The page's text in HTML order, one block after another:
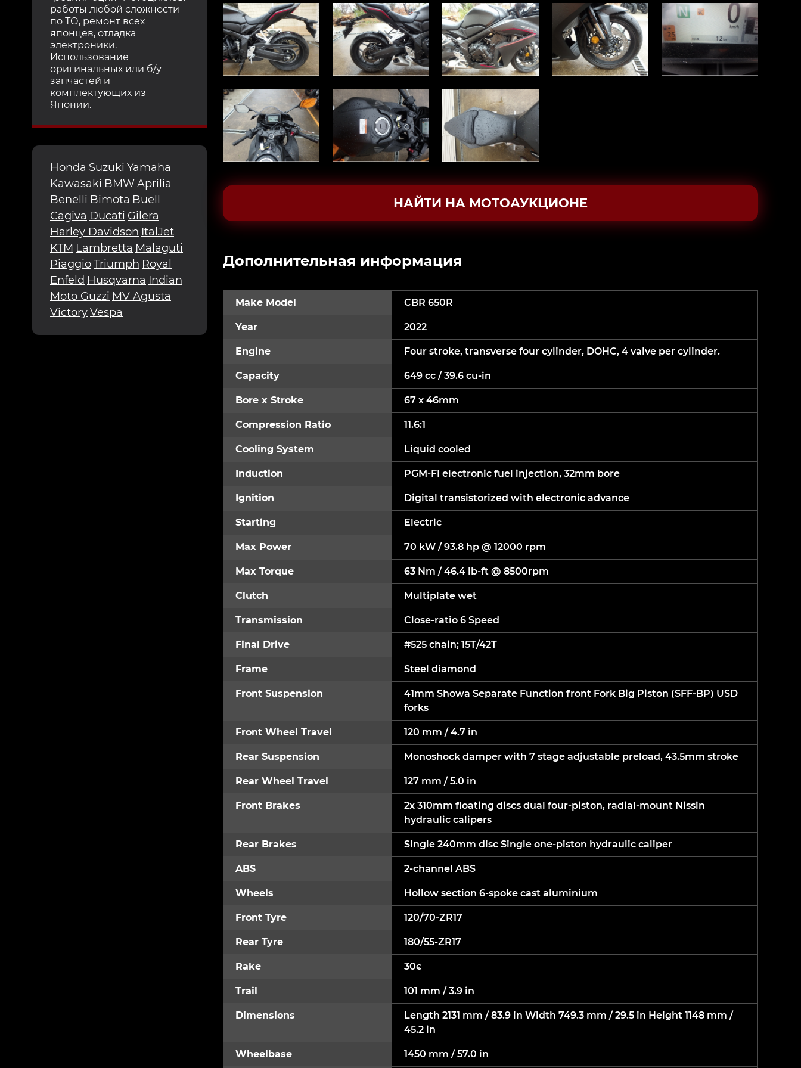
работы любой сложности
по ТО, ремонт всех
японцев, отладка
электроники.
Использование
оригинальных или б/у
запчастей и
комплектующих из
Японии.
Honda Suzuki Yamaha
Kawasaki BMWAprilia
Benelli Bimota Buell
Cagiva Ducati Gilera
Harley Davidson ItalJet
KTM Lambretta Malaguti
PiaggioTriumph Royal
Enfeld Husqvarna Indian
Moto Guzzi MV Agusta
VictoryVespa
НАЙТИ НА МОТОАУКЦИОНЕ
Дополнительная информация
Make Model CBR 650R
Year 2022
Engine Four stroke, transverse four cylinder, DOHC, 4 valve per cylinder.
Capacity 649 cc / 39.6 cu-in
Bore x Stroke 67 x 46mm
Compression Ratio 11.6:1
Cooling System Liquid cooled
Induction PGM-FI electronic fuel injection, 32mm bore
Ignition Digital transistorized with electronic advance
Starting Electric
Max Power 70 kW / 93.8 hp @ 12000 rpm
Max Torque 63 Nm / 46.4 lb-ft @ 8500rpm
Clutch Multiplate wet
Transmission Close-ratio 6 Speed
Final Drive #525 chain; 15T/42T
Frame Steel diamond
Front Suspension
41mm Showa Separate Function front Fork Big Piston (SFF-BP) USD
forks
Front Wheel Travel 120 mm / 4.7 in
Rear Suspension Monoshock damper with 7 stage adjustable preload, 43.5mm stroke
Rear Wheel Travel 127 mm / 5.0 in
Front Brakes
2x 310mm floating discs dual four-piston, radial-mount Nissin
hydraulic calipers
Rear Brakes Single 240mm disc Single one-piston hydraulic caliper
ABS 2-channel ABS
Wheels Hollow section 6-spoke cast aluminium
Front Tyre 120/70-ZR17
Rear Tyre 180/55-ZR17
Rake 30є
Trail 101 mm / 3.9 in
Dimensions
Length 2131 mm / 83.9 in Width 749.3 mm / 29.5 in Height 1148 mm /
45.2 in
Wheelbase 1450 mm / 57.0 in